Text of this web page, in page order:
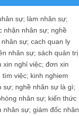
sự; làm nhân sự;
nhận nhân sự; nghề
sự; cach quan ly
nhân sự; sách quản trị
xin nghỉ việc; đơn xin
tìm việc; kinh nghiem
sự; nghề nhân sự là gì;
nhân sự; kiến thức
nhân sự; giám đốc nhân